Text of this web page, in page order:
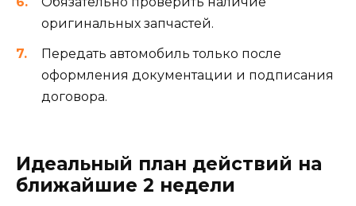
оригинальных запчастей.
Передать автомобиль только после
оформления документации и подписания
договора.
Идеальный план действий на
ближайшие 2 недели